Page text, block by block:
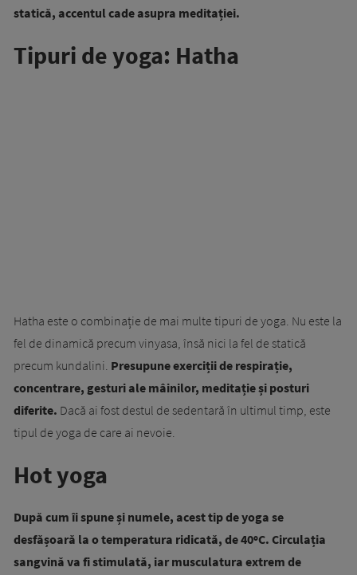
statică, accentul cade asupra meditației.
Tipuri de yoga: Hatha
Hatha este o combinație de mai multe tipuri de yoga. Nu este la
fel de dinamică precum vinyasa, însă nici la fel de statică
precum kundalini. Presupune exerciții de respirație,
concentrare, gesturi ale mâinilor, meditație și posturi
diferite. Dacă ai fost destul de sedentară în ultimul timp, este
tipul de yoga de care ai nevoie.
Hot yoga
După cum îi spune și numele, acest tip de yoga se
desfășoară la o temperatura ridicată, de 40ºC. Circulația
sangvină va fi stimulată, iar musculatura extrem de